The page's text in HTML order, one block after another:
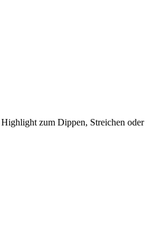
zum Dippen, Streichen oder